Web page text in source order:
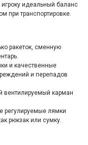
игроку идеальный баланс
при транспортировке.
ракеток, сменную
и качественные
и перепадов
вентилируемый карман
регулируемые лямки
рюкзак или сумку.